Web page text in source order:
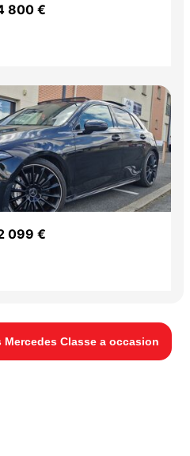
800 €
099 €
Classe a occasion